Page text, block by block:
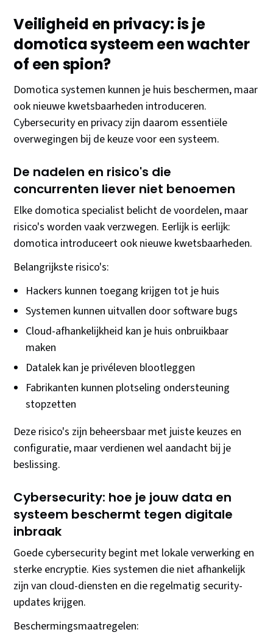
Veiligheid en privacy: is je
domotica systeem een wachter
of een spion?
Domotica systemen kunnen je huis beschermen, maar
ook nieuwe kwetsbaarheden introduceren.
Cybersecurity en privacy zijn daarom essentiële
overwegingen bij de keuze voor een systeem.
De nadelen en risico's die
concurrenten liever niet benoemen
Elke domotica specialist belicht de voordelen, maar
risico's worden vaak verzwegen. Eerlijk is eerlijk:
domotica introduceert ook nieuwe kwetsbaarheden.
Belangrijkste risico's:
Hackers kunnen toegang krijgen tot je huis
Systemen kunnen uitvallen door software bugs
Cloud-afhankelijkheid kan je huis onbruikbaar
maken
Datalek kan je privéleven blootleggen
Fabrikanten kunnen plotseling ondersteuning
stopzetten
Deze risico's zijn beheersbaar met juiste keuzes en
configuratie, maar verdienen wel aandacht bij je
beslissing.
Cybersecurity: hoe je jouw data en
systeem beschermt tegen digitale
inbraak
Goede cybersecurity begint met lokale verwerking en
sterke encryptie. Kies systemen die niet afhankelijk
zijn van cloud-diensten en die regelmatig security-
updates krijgen.
Beschermingsmaatregelen: